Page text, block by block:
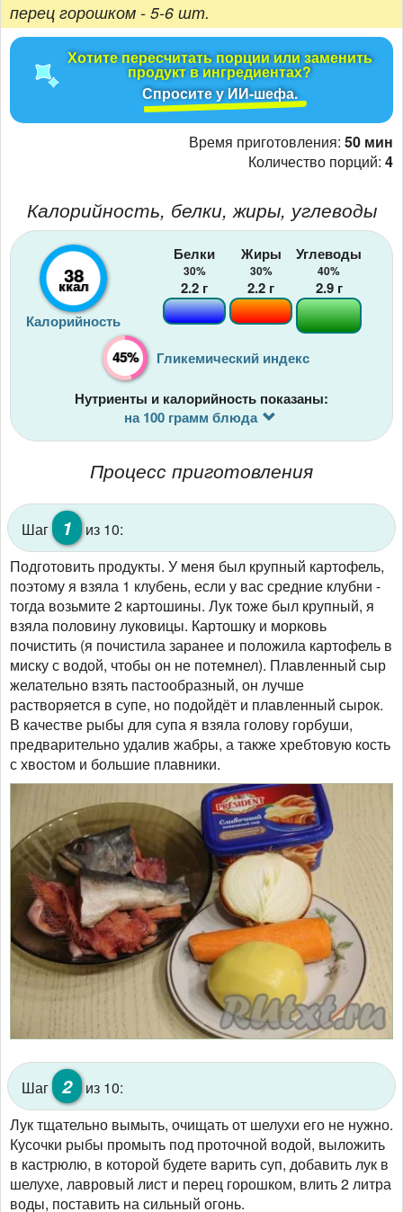
перец горошком - 5-6 шт.
Хотите пересчитать порции или заменить
продукт в ингредиентах?
Спросите у ИИ-шефа.
Время приготовления: 50 мин
Количество порций: 4
Калорийность, белки, жиры, углеводы
38
ккал
Калорийность
Белки
30%
2.2 г
Жиры
30%
2.2 г
Углеводы
40%
2.9г
45% Гликемический индекс
Нутриенты и калорийность показаны:
на 100 грамм блюда
Процесс приготовления
Шаг 1
из 10:
Подготовить продукты. У меня был крупный картофель,
поэтому я взяла 1 клубень, если у вас средние клубни -
тогда возьмите 2 картошины. Лук тоже был крупный, я
взяла половину луковицы. Картошку и морковь
почистить (я почистила заранее и положила картофель в
миску с водой, чтобы он не потемнел). Плавленный сыр
желательно взять пастообразный, он лучше
растворяется в супе, но подойдёт и плавленный сырок.
В качестве рыбы для супа я взяла голову горбуши,
предварительно удалив жабры, а также хребтовую кость
с хвостом и большие плавники.
Шаг 2
из 10:
Лук тщательно вымыть, очищать от шелухи его не нужно.
Кусочки рыбы промыть под проточной водой, выложить
в кастрюлю, в которой будете варить суп, добавить лук в
шелухе, лавровый лист и перец горошком, влить 2 литра
воды, поставить на сильный огонь.